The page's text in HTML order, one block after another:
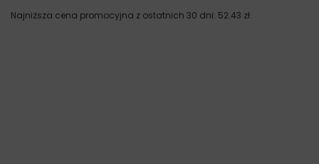
Najniższa cena promocyjna z ostatnich 30 dni: 52.43 zł.